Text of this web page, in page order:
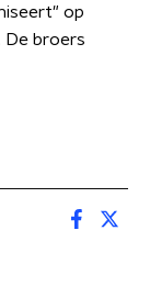
op
De broers